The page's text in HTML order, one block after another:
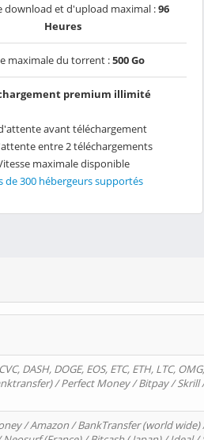
download et d'upload maximal :96
Heures
maximale du torrent :500 Go
premium illimité
avant téléchargement
entre 2 téléchargements
maximale disponible
de 300 hébergeurs supportés
DASH, DOGE, EOS, ETC, ETH, LTC,
/ Perfect Money / Bitpay /
/ Amazon / BankTransfer (world